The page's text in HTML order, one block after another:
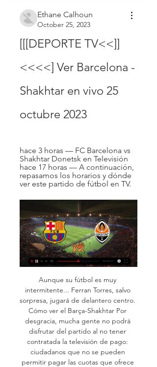
Ethane Calhoun
October 25, 2023
[[[DEPORTE TV<<]]
<<<<] Ver Barcelona -
Shakhtar en vivo 25
octubre 2023
hace 3 horas — FC Barcelona vs
Shakhtar Donetsk en Televisión
hace 17 horas — A continuación,
repasamos los horarios y dónde
ver este partido de fútbol en TV.
Aunque su fútbol es muy
intermitente... Ferran Torres, salvo
sorpresa, jugará de delantero centro.
Cómo ver el Barça-Shakhtar Por
desgracia, mucha gente no podrá
disfrutar del partido al no tener
contratada la televisión de pago:
ciudadanos que no se pueden
permitir pagar las cuotas que ofrece